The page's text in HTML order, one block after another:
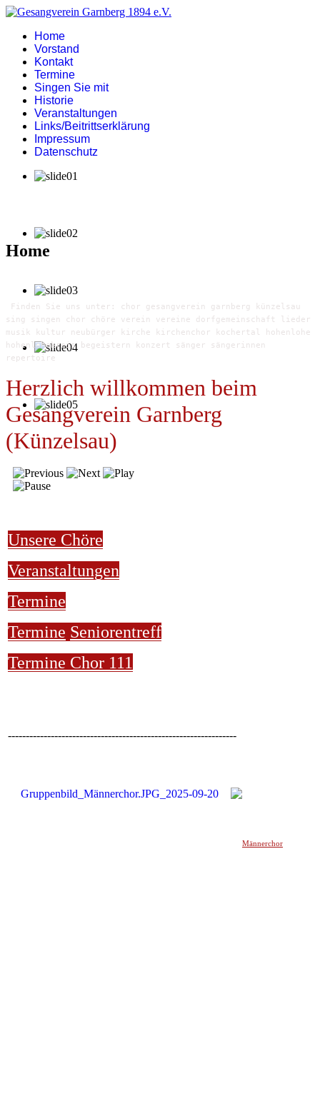
Home
Vorstand
Kontakt
Termine
Singen Sie mit
Historie
Veranstaltungen
Links/Beitrittserklärung
Impressum
Datenschutz
Home
Finden Sie uns unter: chor gesangverein garnberg künzelsau
sing singen chor chöre verein vereine dorfgemeinschaft lieder
musik kultur neubürger kirche kirchenchor kochertal hohenlohe
hohenlohekreis begeistern konzert sänger sängerinnen
repertoire
Herzlich willkommen beim
Gesangverein Garnberg
(Künzelsau)
Unsere Chöre
Veranstaltungen
Termine
Termine Seniorentreff
Termine Chor 111
----------------------------------------------------------------
Männerchor